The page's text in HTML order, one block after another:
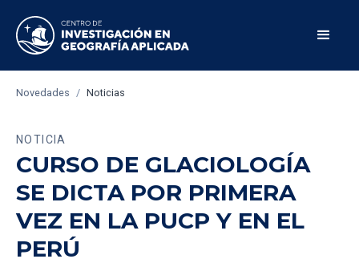
Novedades / Noticias
NOTICIA
CURSO DE GLACIOLOGÍA
SE DICTA POR PRIMERA
VEZ EN LA PUCP Y EN EL
PERÚ